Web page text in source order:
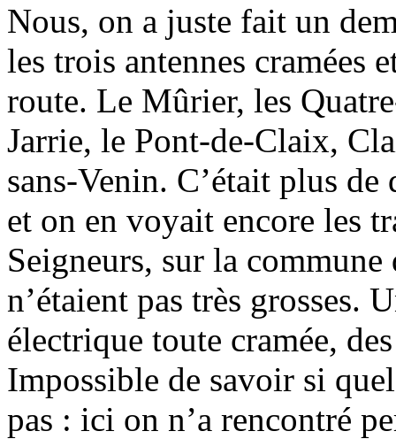
Nous, on a juste fait un
les trois antennes cramées
route. Le Mûrier, les
Jarrie, le Pont-de-Claix,
sans-Venin. C’était plus de
et on en voyait encore les
Seigneurs, sur la commune
n’étaient pas très grosses.
électrique toute cramée,
Impossible de savoir si
pas : ici on n’a rencontré